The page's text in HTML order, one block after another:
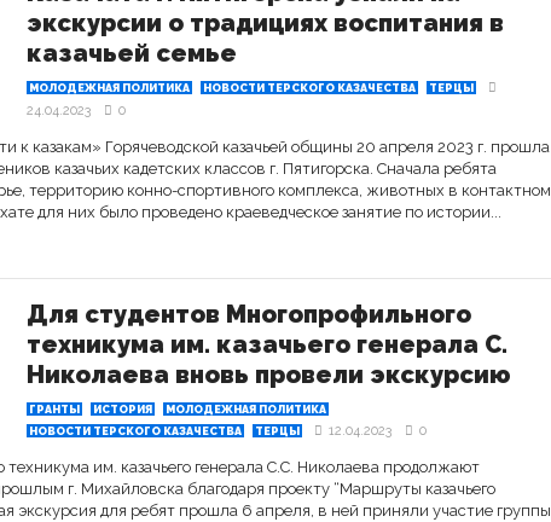
экскурсии о традициях воспитания в
казачьей семье
МОЛОДЕЖНАЯ ПОЛИТИКА НОВОСТИ ТЕРСКОГО КАЗАЧЕСТВА ТЕРЦЫ
24.04.2023 0
к казакам» Горячеводской казачьей общины 20 апреля 2023 г. прошла
казачьих кадетских классов г. Пятигорска. Сначала ребята
территорию конно-спортивного комплекса, животных в контактном
для них было проведено краеведческое занятие по истории...
Для студентов Многопрофильного
техникума им. казачьего генерала С.
Николаева вновь провели экскурсию
ГРАНТЫ ИСТОРИЯ
МОЛОДЕЖНАЯ ПОЛИТИКА
НОВОСТИ ТЕРСКОГО КАЗАЧЕСТВА
ТЕРЦЫ 12.04.2023 0
им. казачьего генерала С.С. Николаева продолжают
г. Михайловска благодаря проекту “Маршруты казачьего
экскурсия для ребят прошла 6 апреля, в ней приняли участие группы